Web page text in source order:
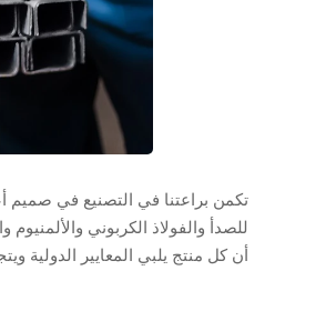
تكمن براعتنا في التصنيع في صميم
للصدأ والفولاذ الكربوني
أن كل منتج يلبي المعايير الدولية